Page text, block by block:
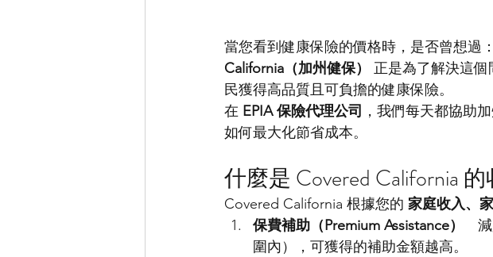
當您看到健康保險的價格時，是否曾想過
California（加州健保）
正是為了解決這
民獲得高品質且可負擔的健康保險。
在 EPIA 保險代理公司 ，我們每天都協助
如何最大化節省成本。
什麼是 Covered California
Covered California 根據您的 家庭收入、
保費補助（Premium Assistance）
減
圍內），可獲得的補助金額越高。